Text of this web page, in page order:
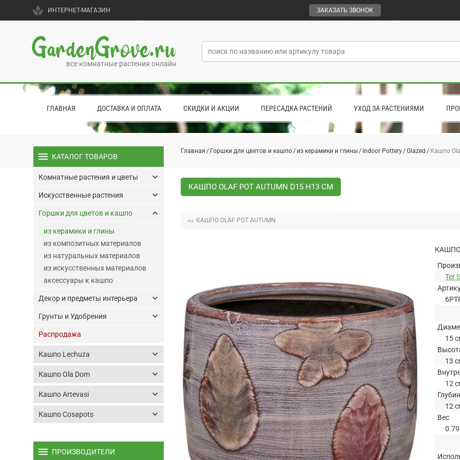
spa ИНТЕРНЕТ-МАГАЗИН ЗАКАЗАТЬ ЗВОНОК
GardenGrove.ru
все комнатные растения онлайн
ГЛАВНАЯ ДОСТАВКА И ОПЛАТА СКИДКИ И АКЦИИ ПЕРЕСАДКА РАСТЕНИЙ УХОД ЗА РАСТЕНИЯМИ
Главная Горшки для цветов и кашпо из керамики и глины Indoor Pottery Glazed Кашпо
КАШПО OLAF POT AUTUMN D15 H13 СМ
‹‹‹ КАШПО OLAF POT AUTUMN
КАШПО
Ter
15
13
12
12
Вес
0.79
menu КАТАЛОГ ТОВАРОВ
Комнатные растения и цветы keyboard_arrow_down
Искусственные растения keyboard_arrow_down
Горшки для цветов и кашпо keyboard_arrow_up
из керамики и глины
из композитных материалов
из натуральных материалов
из искусственных материалов
аксессуары к кашпо
Декор и предметы интерьера keyboard_arrow_down
Грунты и Удобрения keyboard_arrow_down
Распродажа
Кашпо Lechuza keyboard_arrow_down
Кашпо Ola Dom keyboard_arrow_down
Кашпо Artevasi keyboard_arrow_down
Кашпо Cosapots keyboard_arrow_down
menu ПРОИЗВОДИТЕЛИ